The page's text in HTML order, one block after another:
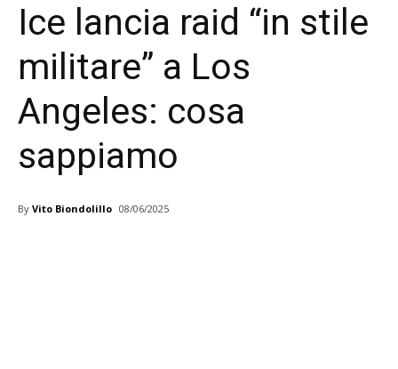
Ice lancia raid “in stile
militare” a Los
Angeles: cosa
sappiamo
By Vito Biondolillo 08/06/2025